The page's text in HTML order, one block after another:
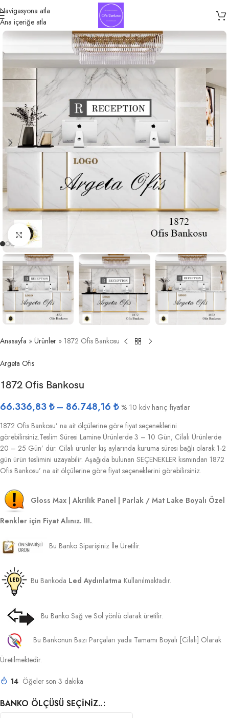
Navigasyona atla
Ana içeriğe atla
Büyütmek için tıklayın
Anasayfa » Ürünler » 1872 Ofis Bankosu
Argeta Ofis
1872 Ofis Bankosu
66.336,83₺ – 86.748,16 ₺ % 10 kdv hariç fiyatlar
1872 Ofis Bankosu’ na ait ölçülerine göre fiyat seçeneklerini
görebilirsiniz.Teslim Süresi Lamine Ürünlerde 3 – 10 Gün; Cilalı Ürünlerde
20 – 25 Gün’ dür. Cilalı ürünler kış aylarında kuruma süresi bağlı olarak 1-2
gün ürün teslimini uzayabilir. Aşağıda bulunan SEÇENEKLER kısmından 1872
Ofis Bankosu’ na ait ölçülerine göre fiyat seçeneklerini görebilirsiniz.
Gloss Max | Akrilik Panel | Parlak / Mat Lake Boyalı Özel
Renkler için Fiyat Alınız. !!!..
Bu Banko Siparişiniz İle Üretilir.
Bu Bankoda Led Aydınlatma Kullanılmaktadır.
Bu Banko Sağ ve Sol yönlü olarak üretilir.
Bu Bankonun Bazı Parçaları yada Tamamı Boyalı [Cilalı] Olarak
Üretilmektedir.
14 Öğeler son 3 dakika
BANKO ÖLÇÜSÜ SEÇINIZ..